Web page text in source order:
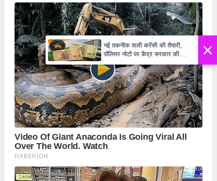
×
नई तकनीक वाली करेंसी की तैयारी,
पॉलिमर नोटों पर केंद्र सरकार की
मुहर,जल्द बाजार में दिखेंगे प्लास्टिक के
₹10 और ₹20 के नोट - Daily Lok
Manch PM Modi U